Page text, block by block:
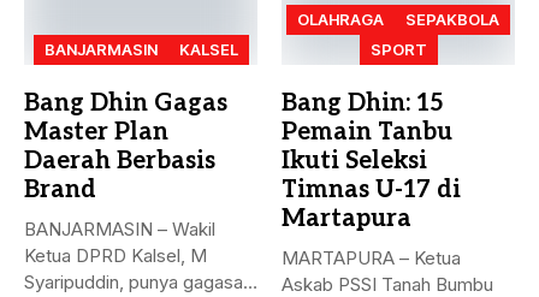
BANJARMASIN KALSEL
Bang Dhin Gagas
Master Plan
Daerah Berbasis
Brand
BANJARMASIN – Wakil
Ketua DPRD Kalsel, M
Syaripuddin, punya gagasan
OLAHRAGA
SEPAKBOLA
SPORT
Bang Dhin: 15
Pemain Tanbu
Ikuti Seleksi
Timnas U-17 di
Martapura
MARTAPURA – Ketua
Askab PSSI Tanah Bumbu